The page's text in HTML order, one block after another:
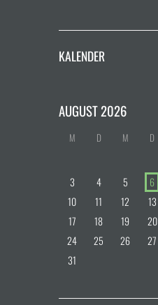
KALENDER
AUGUST2026
M D M D
3
4 5 6
10
11 12 13
17
18 19 20
24
25 26 27
31